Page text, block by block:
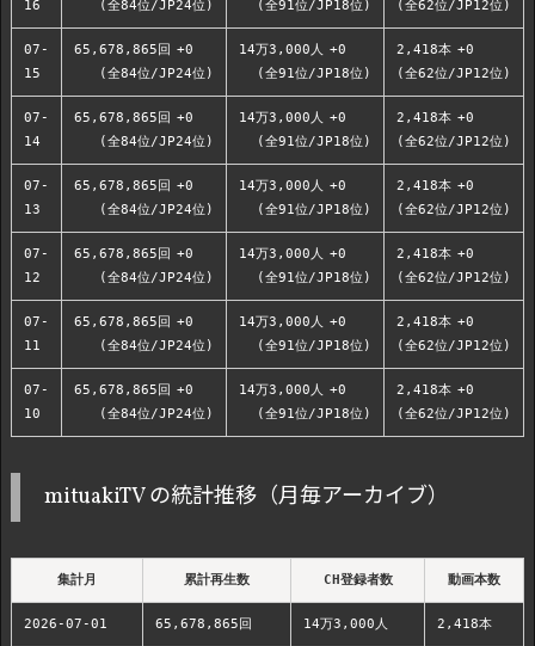
16
(全84位/JP24位)
(全91位/JP18位)
(全62位/JP12位)
07-
15
65,678,865回 +0
(全84位/JP24位)
14万3,000人 +0
(全91位/JP18位)
2,418本 +0
(全62位/JP12位)
07-
14
65,678,865回 +0
(全84位/JP24位)
14万3,000人 +0
(全91位/JP18位)
2,418本 +0
(全62位/JP12位)
07-
13
65,678,865回 +0
(全84位/JP24位)
14万3,000人 +0
(全91位/JP18位)
2,418本 +0
(全62位/JP12位)
07-
12
65,678,865回 +0
(全84位/JP24位)
14万3,000人 +0
(全91位/JP18位)
2,418本 +0
(全62位/JP12位)
07-
11
65,678,865回 +0
(全84位/JP24位)
14万3,000人 +0
(全91位/JP18位)
2,418本 +0
(全62位/JP12位)
07-
10
65,678,865回 +0
(全84位/JP24位)
14万3,000人 +0
(全91位/JP18位)
2,418本 +0
(全62位/JP12位)
mituakiTV の統計推移（月毎アーカイブ）
集計月 累計再生数 CH登録者数 動画本数
2026-07-01 65,678,865回 14万3,000人 2,418本